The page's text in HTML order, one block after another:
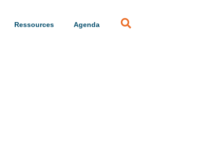
Ressources Agenda